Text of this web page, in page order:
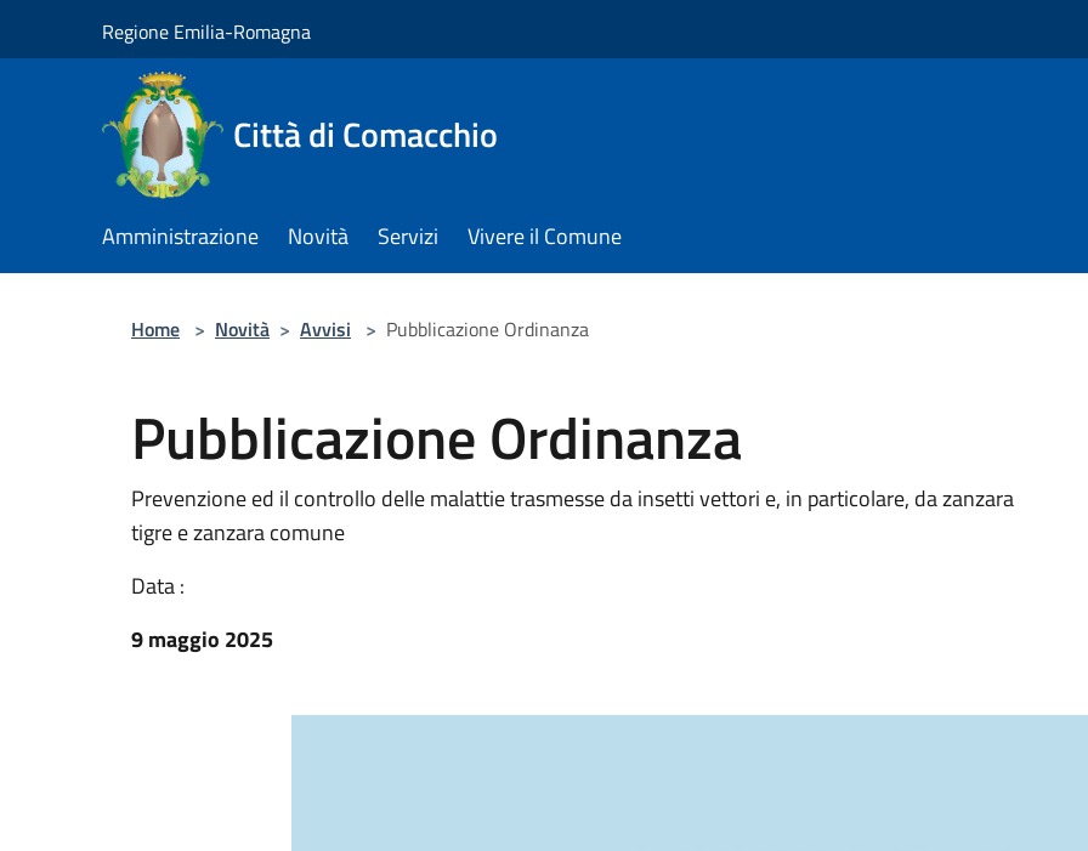
Regione Emilia-Romagna
Città di Comacchio
Amministrazione Novità Servizi Vivere il Comune
Home > Novità > Avvisi > Pubblicazione Ordinanza
Pubblicazione Ordinanza
Prevenzione ed il controllo delle malattie trasmesse da insetti vettori e, in particolare, da zanzara
tigre e zanzara comune
Data :
9 maggio 2025